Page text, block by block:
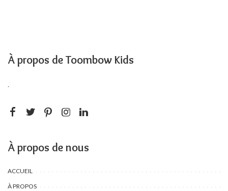
À propos de Toombow Kids
.
À propos de nous
ACCUEIL
À PROPOS